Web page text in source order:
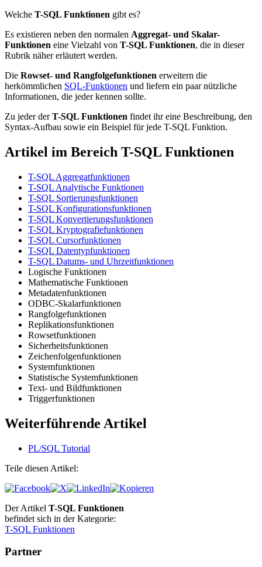
Welche T-SQL Funktionen gibt es?
Es existieren neben den normalen Aggregat- und Skalar-
Funktionen eine Vielzahl von T-SQL Funktionen, die in dieser
Rubrik näher erläutert werden.
Die Rowset- und Rangfolgefunktionen erweitern die
herkömmlichen SQL-Funktionen und liefern ein paar nützliche
Informationen, die jeder kennen sollte.
Zu jeder derT-SQL Funktionen findet ihr eine Beschreibung, den
Syntax-Aufbau sowie ein Beispiel für jede T-SQL Funktion.
Artikel im Bereich T-SQL Funktionen
T-SQL Aggregatfunktionen
T-SQL Analytische Funktionen
T-SQL Sortierungsfunktionen
T-SQL Konfigurationsfunktionen
T-SQL Konvertierungsfunktionen
T-SQL Kryptografiefunktionen
T-SQL Cursorfunktionen
T-SQL Datentypfunktionen
T-SQL Datums- und Uhrzeitfunktionen
Logische Funktionen
Mathematische Funktionen
Metadatenfunktionen
ODBC-Skalarfunktionen
Rangfolgefunktionen
Replikationsfunktionen
Rowsetfunktionen
Sicherheitsfunktionen
Zeichenfolgenfunktionen
Systemfunktionen
Statistische Systemfunktionen
Text- und Bildfunktionen
Triggerfunktionen
Weiterführende Artikel
PL/SQL Tutorial
Teile diesen Artikel:
Der Artikel T-SQL Funktionen
befindet sich in der Kategorie:
T-SQL Funktionen
Partner